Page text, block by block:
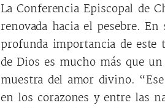
La Conferencia Episcopal de
renovada hacia el pesebre.
profunda importancia de este
de Dios es mucho más que
muestra del amor divino.
en los corazones y entre las